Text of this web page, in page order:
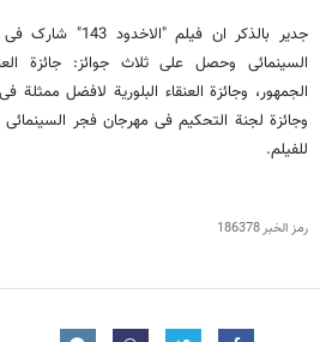
السینمائی وحصل على ثلاث جوائز: جائزة
الجمهور، وجائزة العنقاء البلوریة لافضل ممثلة
وجائزة لجنة التحکیم فی مهرجان فجر
للفیلم.
رمز الخبر186378